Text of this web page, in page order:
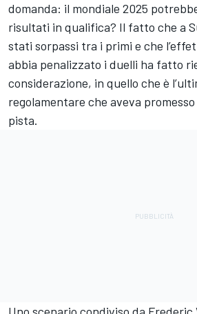
domanda: il mondiale 2025
risultati in qualifica? Il fatto che a
stati sorpassi tra i primi e che
abbia penalizzato i duelli ha fatto
considerazione, in quello che è
regolamentare che aveva
pista.